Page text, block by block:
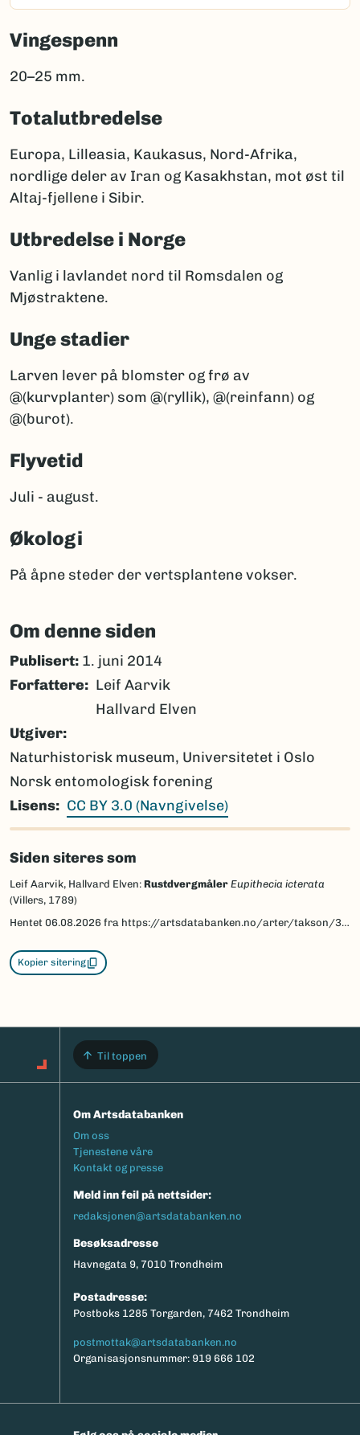
Vingespenn
20–25 mm.
Totalutbredelse
Europa, Lilleasia, Kaukasus, Nord-Afrika,
nordlige deler av Iran og Kasakhstan, mot øst til
Altaj-fjellene i Sibir.
Utbredelse i Norge
Vanlig i lavlandet nord til Romsdalen og
Mjøstraktene.
Unge stadier
Larven lever på blomster og frø av
@(kurvplanter) som @(ryllik), @(reinfann) og
@(burot).
Flyvetid
Juli - august.
Økologi
På åpne steder der vertsplantene vokser.
Om denne siden
Publisert: 1. juni 2014
Forfattere
Leif Aarvik
Hallvard Elven
Utgiver
Naturhistorisk museum, Universitetet i Oslo
Norsk entomologisk forening
Lisens
CC BY 3.0 (Navngivelse)
Siden siteres som
Leif Aarvik, Hallvard Elven: Rustdvergmåler Eupithecia icterata
(Villers, 1789)
Hentet 06.08.2026 fra https://artsdatabanken.no/arter/takson/30160/beskrivelse
Kopier sitering
Til toppen
Om Artsdatabanken
Footermeny
Om oss
Tjenestene våre
Kontakt og presse
Meld inn feil på nettsider:
redaksjonen@artsdatabanken.no
Besøksadresse
Havnegata 9, 7010 Trondheim
Postadresse:
Postboks 1285 Torgarden, 7462 Trondheim
postmottak@artsdatabanken.no
Organisasjonsnummer: 919 666 102